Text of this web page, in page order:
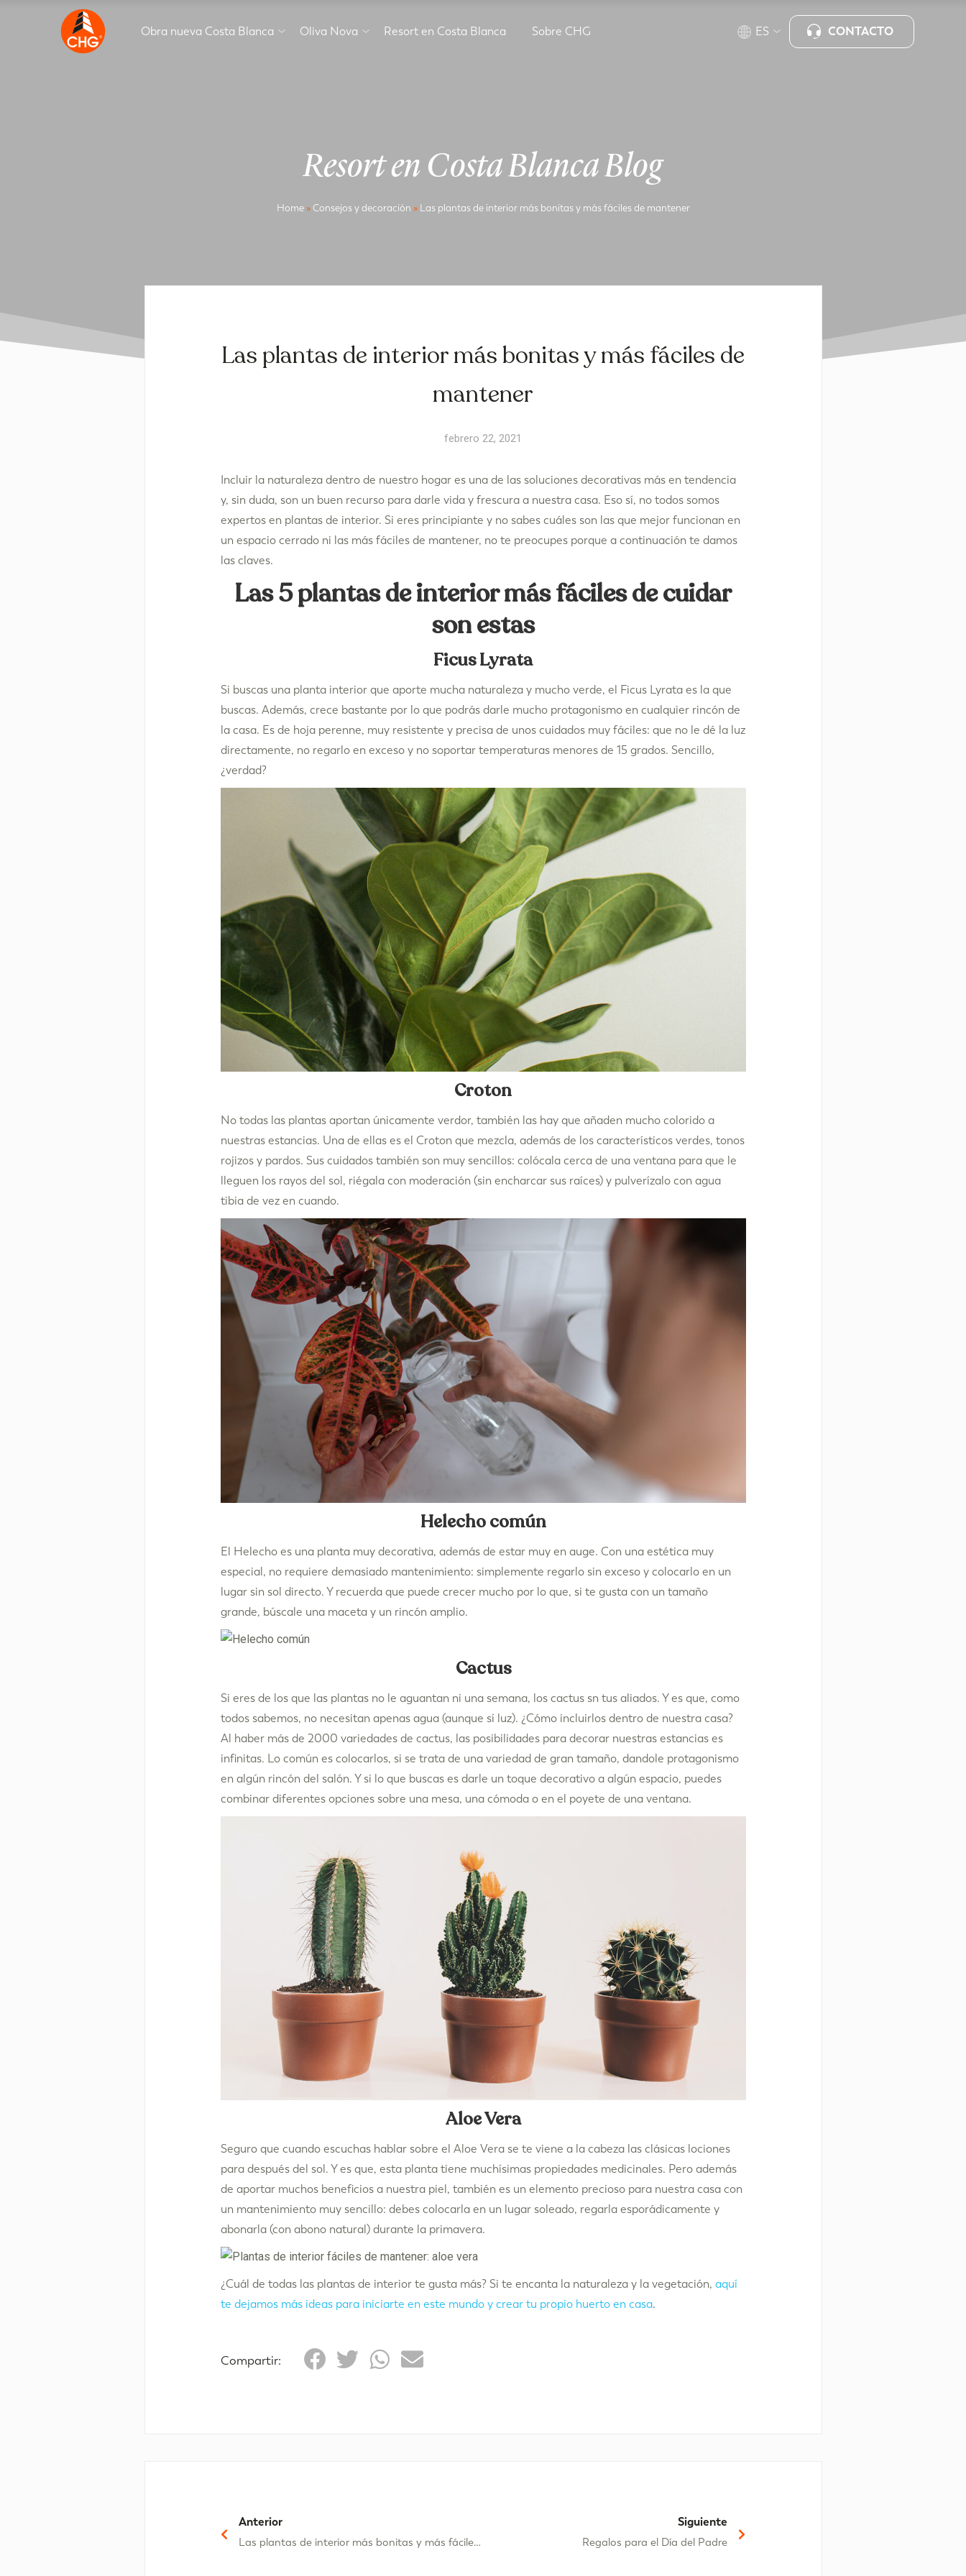
Obra nueva Costa Blanca Oliva Nova Resort en Costa Blanca Sobre CHG ES CONTACTO
Resort en Costa Blanca Blog
Home» Consejos y decoración » Las plantas de interior más bonitas y más fáciles de mantener
Las plantas de interior más bonitas y más fáciles de
mantener
febrero 22, 2021
Incluir la naturaleza dentro de nuestro hogar es una de las soluciones decorativas más en tendencia
y, sin duda, son un buen recurso para darle vida y frescura a nuestra casa. Eso sí, no todos somos
expertos en plantas de interior. Si eres principiante y no sabes cuáles son las que mejor funcionan en
un espacio cerrado ni las más fáciles de mantener, no te preocupes porque a continuación te damos
las claves.
Las 5 plantas de interior más fáciles de cuidar
son estas
Ficus Lyrata
Si buscas una planta interior que aporte mucha naturaleza y mucho verde, el Ficus Lyrata es la que
buscas. Además, crece bastante por lo que podrás darle mucho protagonismo en cualquier rincón de
la casa. Es de hoja perenne, muy resistente y precisa de unos cuidados muy fáciles: que no le dé la luz
directamente, no regarlo en exceso y no soportar temperaturas menores de 15 grados. Sencillo,
¿verdad?
Croton
No todas las plantas aportan únicamente verdor, también las hay que añaden mucho colorido a
nuestras estancias. Una de ellas es el Croton que mezcla, además de los característicos verdes, tonos
rojizos y pardos. Sus cuidados también son muy sencillos: colócala cerca de una ventana para que le
lleguen los rayos del sol, riégala con moderación (sin encharcar sus raíces) y pulverízalo con agua
tibia de vez en cuando.
Helecho común
El Helecho es una planta muy decorativa, además de estar muy en auge. Con una estética muy
especial, no requiere demasiado mantenimiento: simplemente regarlo sin exceso y colocarlo en un
lugar sin sol directo. Y recuerda que puede crecer mucho por lo que, si te gusta con un tamaño
grande, búscale una maceta y un rincón amplio.
Cactus
Si eres de los que las plantas no le aguantan ni una semana, los cactus sn tus aliados. Y es que, como
todos sabemos, no necesitan apenas agua (aunque sí luz). ¿Cómo incluirlos dentro de nuestra casa?
Al haber más de 2000 variedades de cactus, las posibilidades para decorar nuestras estancias es
infinitas. Lo común es colocarlos, si se trata de una variedad de gran tamaño, dandole protagonismo
en algún rincón del salón. Y si lo que buscas es darle un toque decorativo a algún espacio, puedes
combinar diferentes opciones sobre una mesa, una cómoda o en el poyete de una ventana.
Aloe Vera
Seguro que cuando escuchas hablar sobre el Aloe Vera se te viene a la cabeza las clásicas lociones
para después del sol. Y es que, esta planta tiene muchísimas propiedades medicinales. Pero además
de aportar muchos beneficios a nuestra piel, también es un elemento precioso para nuestra casa con
un mantenimiento muy sencillo: debes colocarla en un lugar soleado, regarla esporádicamente y
abonarla (con abono natural) durante la primavera.
¿Cuál de todas las plantas de interior te gusta más? Si te encanta la naturaleza y la vegetación, aquí
te dejamos más ideas para iniciarte en este mundo y crear tu propio huerto en casa.
Compartir:
Anterior
Las plantas de interior más bonitas y más fáciles de mantener
Siguiente
Regalos para el Día del Padre